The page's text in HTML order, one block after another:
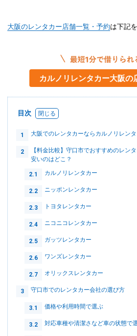
大阪のレンタカー店舗一覧・予約は下記
カルノリレンタカー大阪の
目次
1 大阪でのレンタカーならカルノリレン
2
【料金比較】守口市でおすすめのレン
安いのはどこ？
2.1 カルノリレンタカー
2.2 ニッポンレンタカー
2.3 トヨタレンタカー
2.4 ニコニコレンタカー
2.5 ガッツレンタカー
2.6 ワンズレンタカー
2.7 オリックスレンタカー
3 守口市でのレンタカー会社の選び方
3.1 価格や利用時間で選ぶ
3.2 対応車種や清潔さなど車の状態で